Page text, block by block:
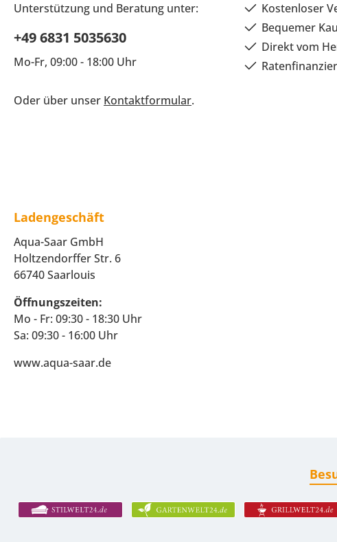
Unterstützung und Beratung unter:
+49 6831 5035630
Mo-Fr, 09:00 - 18:00 Uhr
Oder über unser Kontaktformular.
Kostenloser
Bequemer
Direkt vom
Ladengeschäft
Aqua-Saar GmbH
Holtzendorffer Str. 6
66740 Saarlouis
Öffnungszeiten:
Mo - Fr: 09:30 - 18:30 Uhr
Sa: 09:30 - 16:00 Uhr
www.aqua-saar.de